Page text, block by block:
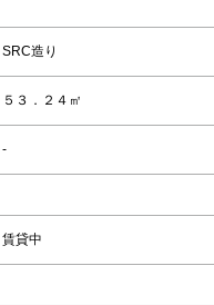
SRC造り
５３．２４㎡
-
賃貸中